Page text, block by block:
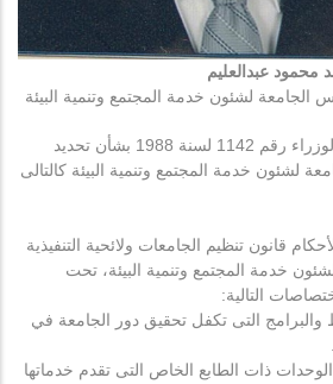
محمود عبدالعليم
الجامعة لشئون خدمة المجتمع وتنمية البيئة
صدور قرار رئيس مجلس الوزراء رقم 1142 لسنة 1988 بشأن تحديد
لشئون خدمة المجتمع وتنمية البيئة كالتالى
قانون تنظيم الجامعات ولائحية التنفيذية
خدمة المجتمع وتنمية البيئة، تحت
التالية:
التى تكفل تحقيق دور الجامعة في
ذات الطابع الخاص التى تقدم خدماتها